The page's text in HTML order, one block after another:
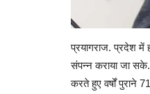
प्रयागराज. प्रदेश में
संपन्न कराया जा
करते हुए वर्षों पुराने